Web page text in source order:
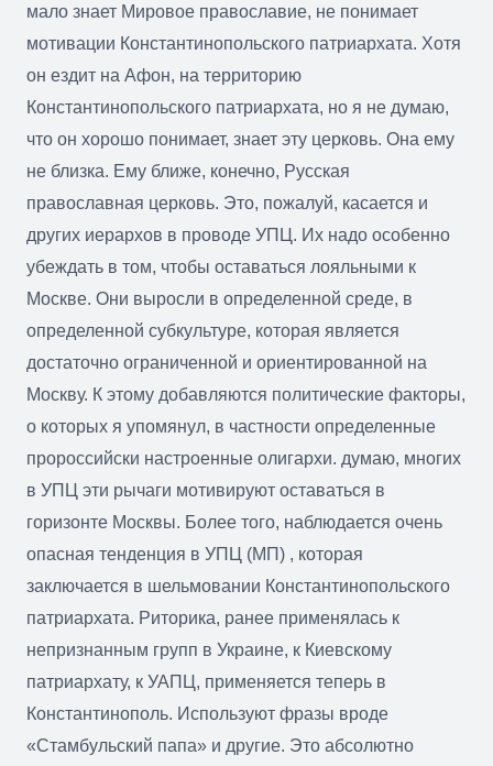
мало знает Мировое православие, не понимает
мотивации Константинопольского патриархата. Хотя
он ездит на Афон, на территорию
Константинопольского патриархата, но я не думаю,
что он хорошо понимает, знает эту церковь. Она ему
не близка. Ему ближе, конечно, Русская
православная церковь. Это, пожалуй, касается и
других иерархов в проводе УПЦ. Их надо особенно
убеждать в том, чтобы оставаться лояльными к
Москве. Они выросли в определенной среде, в
определенной субкультуре, которая является
достаточно ограниченной и ориентированной на
Москву. К этому добавляются политические факторы,
о которых я упомянул, в частности определенные
пророссийски настроенные олигархи. думаю, многих
в УПЦ эти рычаги мотивируют оставаться в
горизонте Москвы. Более того, наблюдается очень
опасная тенденция в УПЦ (МП) , которая
заключается в шельмовании Константинопольского
патриархата. Риторика, ранее применялась к
непризнанным групп в Украине, к Киевскому
патриархату, к УАПЦ, применяется теперь в
Константинополь. Используют фразы вроде
«Стамбульский папа» и другие. Это абсолютно